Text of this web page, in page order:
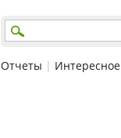
Отчеты | Интересное